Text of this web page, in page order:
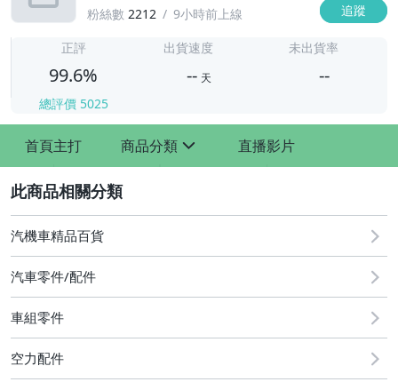
粉絲數 2212 9小時前上線 追蹤
正評
99.6%
總評價 5025
出貨速度
-- 天
未出貨率
--
首頁主打 商品分類
其他汽車零配件
原廠=規格大燈.正廠大燈
直播影片
汽機車精品百貨
汽車零件/配件
車組零件
空力配件